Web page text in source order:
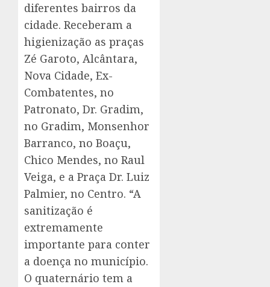
diferentes bairros da
cidade. Receberam a
higienização as praças
Zé Garoto, Alcântara,
Nova Cidade, Ex-
Combatentes, no
Patronato, Dr. Gradim,
no Gradim, Monsenhor
Barranco, no Boaçu,
Chico Mendes, no Raul
Veiga, e a Praça Dr. Luiz
Palmier, no Centro. “A
sanitização é
extremamente
importante para conter
a doença no município.
O quaternário tem a